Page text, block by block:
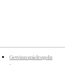
Gewinnspielregeln